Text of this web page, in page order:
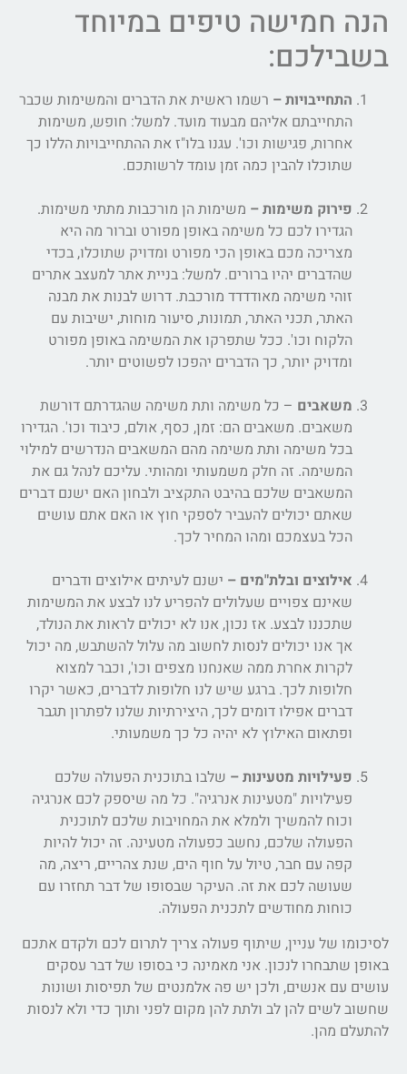
הנה חמישה טיפים במיוחד
בשבילכם:
התחייבויות –רשמו ראשית את הדברים והמשימות שכבר
התחייבתם אליהם מבעוד מועד. למשל: חופש, משימות
אחרות, פגישות וכו'. עגנו בלו"ז את ההתחייבויות הללו כך
שתוכלו להבין כמה זמן עומד לרשותכם.
פירוק משימות –משימות הן מורכבות מתתי משימות.
הגדירו לכם כל משימה באופן מפורט וברור מה היא
מצריכה מכם באופן הכי מפורט ומדויק שתוכלו, בכדי
שהדברים יהיו ברורים. למשל: בניית אתר למעצב אתרים
זוהי משימה מאודדדד מורכבת. דרוש לבנות את מבנה
האתר, תכני האתר, תמונות, סיעור מוחות, ישיבות עם
הלקוח וכו'. ככל שתפרקו את המשימה באופן מפורט
ומדויק יותר, כך הדברים יהפכו לפשוטים יותר.
משאבים– כל משימה ותת משימה שהגדרתם דורשת
משאבים. משאבים הם: זמן, כסף, אולם, כיבוד וכו'. הגדירו
בכל משימה ותת משימה מהם המשאבים הנדרשים למילוי
המשימה. זה חלק משמעותי ומהותי. עליכם לנהל גם את
המשאבים שלכם בהיבט התקציב ולבחון האם ישנם דברים
שאתם יכולים להעביר לספקי חוץ או האם אתם עושים
הכל בעצמכם ומהו המחיר לכך.
אילוצים ובלת"מים –ישנם לעיתים אילוצים ודברים
שאינם צפויים שעלולים להפריע לנו לבצע את המשימות
שתכננו לבצע. אז נכון, אנו לא יכולים לראות את הנולד,
אך אנו יכולים לנסות לחשוב מה עלול להשתבש, מה יכול
לקרות אחרת ממה שאנחנו מצפים וכו', וכבר למצוא
חלופות לכך. ברגע שיש לנו חלופות לדברים, כאשר יקרו
דברים אפילו דומים לכך, היצירתיות שלנו לפתרון תגבר
ופתאום האילוץ לא יהיה כל כך משמעותי.
פעילויות מטעינות –שלבו בתוכנית הפעולה שלכם
פעילויות "מטעינות אנרגיה". כל מה שיספק לכם אנרגיה
וכוח להמשיך ולמלא את המחויבות שלכם לתוכנית
הפעולה שלכם, נחשב כפעולה מטעינה. זה יכול להיות
קפה עם חבר, טיול על חוף הים, שנת צהריים, ריצה, מה
שעושה לכם את זה. העיקר שבסופו של דבר תחזרו עם
כוחות מחודשים לתכנית הפעולה.
לסיכומו של עניין, שיתוף פעולה צריך לתרום לכם ולקדם אתכם
באופן שתבחרו לנכון. אני מאמינה כי בסופו של דבר עסקים
עושים עם אנשים, ולכן יש פה אלמנטים של תפיסות ושונות
שחשוב לשים להן לב ולתת להן מקום לפני ותוך כדי ולא לנסות
להתעלם מהן.